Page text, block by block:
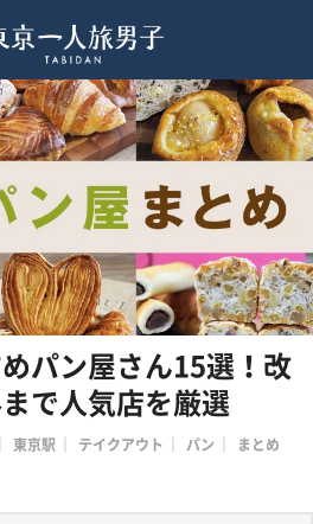
パン屋さん15選！改
で人気店を厳選
東京駅 テイクアウト パン
まとめ